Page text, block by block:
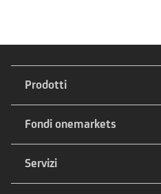
Prodotti
Fondi onemarkets
Servizi